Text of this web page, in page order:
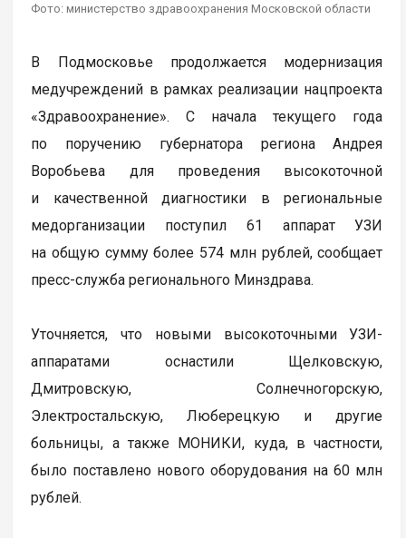
Фото: министерство здравоохранения Московской области
В Подмосковье продолжается модернизация
медучреждений в рамках реализации нацпроекта
«Здравоохранение». С начала текущего года
по поручению губернатора региона Андрея
Воробьева для проведения высокоточной
и качественной диагностики в региональные
медорганизации поступил 61 аппарат УЗИ
на общую сумму более 574 млн рублей, сообщает
пресс-служба регионального Минздрава.
Уточняется, что новыми высокоточными УЗИ-
аппаратами оснастили Щелковскую,
Дмитровскую, Солнечногорскую,
Электростальскую, Люберецкую и другие
больницы, а также МОНИКИ, куда, в частности,
было поставлено нового оборудования на 60 млн
рублей.